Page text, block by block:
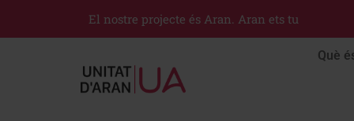
El nostre projecte és Aran. Aran ets tu
Què